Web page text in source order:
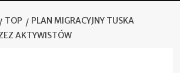
TOP
PLAN MIGRACYJNY TUSKA
AKTYWISTÓW